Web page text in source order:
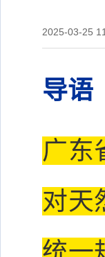
2025-03-25
导语
广东
对天